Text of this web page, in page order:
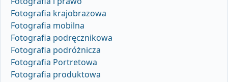
Fotografia krajobrazowa
Fotografia mobilna
Fotografia podręcznikowa
Fotografia podróżnicza
Fotografia Portretowa
Fotografia produktowa